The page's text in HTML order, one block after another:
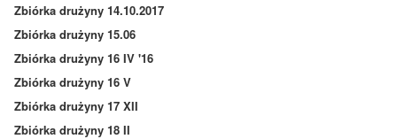
Zbiórka drużyny 14.10.2017
Zbiórka drużyny 15.06
Zbiórka drużyny 16 IV '16
Zbiórka drużyny 16 V
Zbiórka drużyny 17 XII
Zbiórka drużyny 18 II